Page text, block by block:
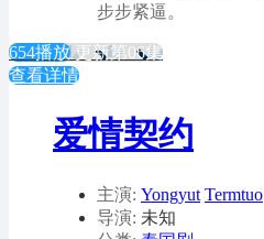
步步紧逼。
654播放 更新第06集
查看详情
爱情契约
主演: Yongyut Termtuo
导演: 未知